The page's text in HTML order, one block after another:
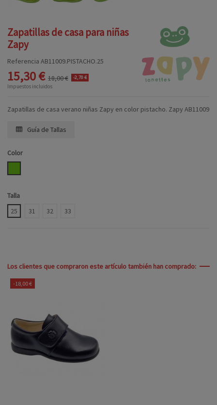
Zapatillas de casa para niñas
Zapy
Referencia AB11009.PISTACHO.25
15,30 € 18,00 € -2,70 €
Impuestos incluidos
Zapatillas de casa verano niñas Zapy en color pistacho. Zapy AB11009
Guía de Tallas
Color
Talla
25
31 32 33
Los clientes que compraron este artículo también han comprado:
-18,00 €